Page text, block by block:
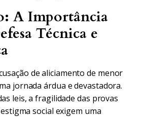
A Importância
Técnica e
de aliciamento de menor
jornada árdua e devastadora.
leis, a fragilidade das provas
social exigem uma